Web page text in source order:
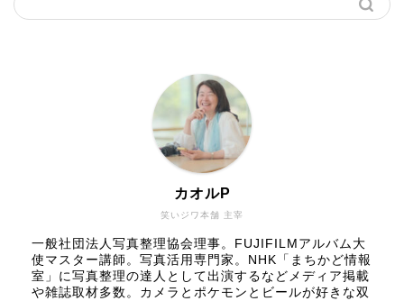
笑いジワ本舗 主宰
カオルP
一般社団法人写真整理協会理事。FUJIFILMアルバム大
使マスター講師。写真活用専門家。NHK「まちかど情報
室」に写真整理の達人として出演するなどメディア掲載
や雑誌取材多数。カメラとポケモンとビールが好きな双